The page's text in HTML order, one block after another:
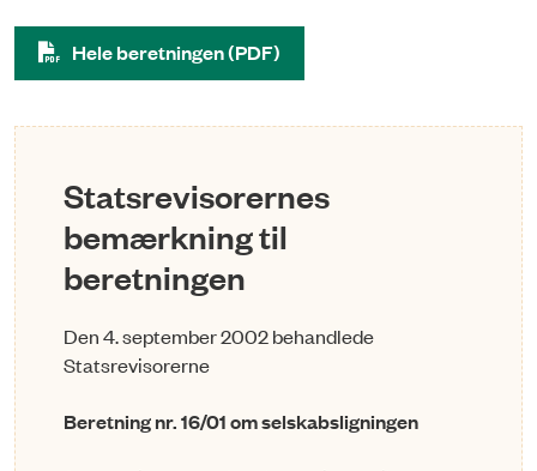
Hele beretningen (PDF)
Statsrevisorernes
bemærkning til
beretningen
Den 4. september 2002 behandlede
Statsrevisorerne
Beretning nr. 16/01 om selskabsligningen